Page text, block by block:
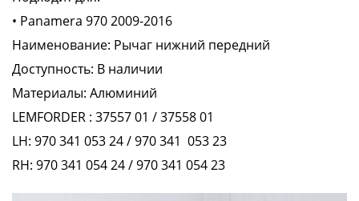
• Panamera 970 2009-2016
Наименование: Рычаг нижний передний
Доступность: В наличии
Материалы: Aлюминий
LEMFORDER : 37557 01 / 37558 01
LH: 970 341 053 24 / 970 341 053 23
RH: 970 341 054 24 / 970 341 054 23